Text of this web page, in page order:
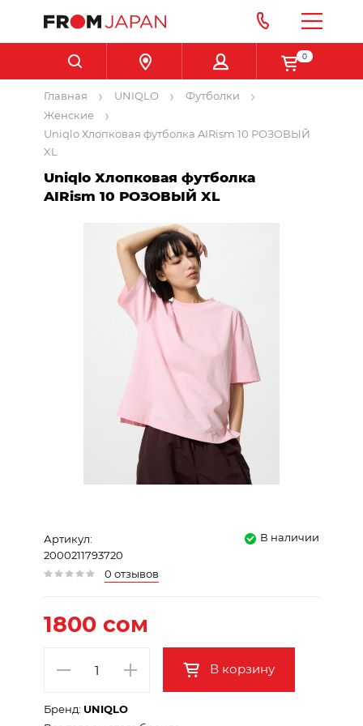
0
Главная UNIQLO
Футболки
Женские
Uniqlo Хлопковая футболка AIRism 10 РОЗОВЫЙ
XL
Uniqlo Хлопковая футболка
AIRism 10 РОЗОВЫЙ XL
Артикул:
2000211793720
В наличии
0 отзывов
1800 сом
В корзину
Бренд: UNIQLO